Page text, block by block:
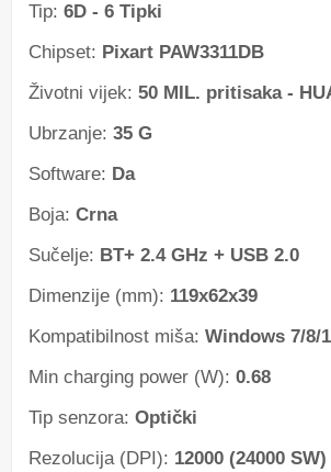
Tip: 6D - 6 Tipki
Chipset: Pixart PAW3311DB
Životni vijek: 50 MIL. pritisaka -
Ubrzanje: 35 G
Software: Da
Boja: Crna
Sučelje: BT+ 2.4 GHz + USB 2.0
Dimenzije (mm): 119x62x39
Kompatibilnost miša: Windows 7/8/
Min charging power (W): 0.68
Tip senzora: Optički
Rezolucija (DPI): 12000 (24000 SW)